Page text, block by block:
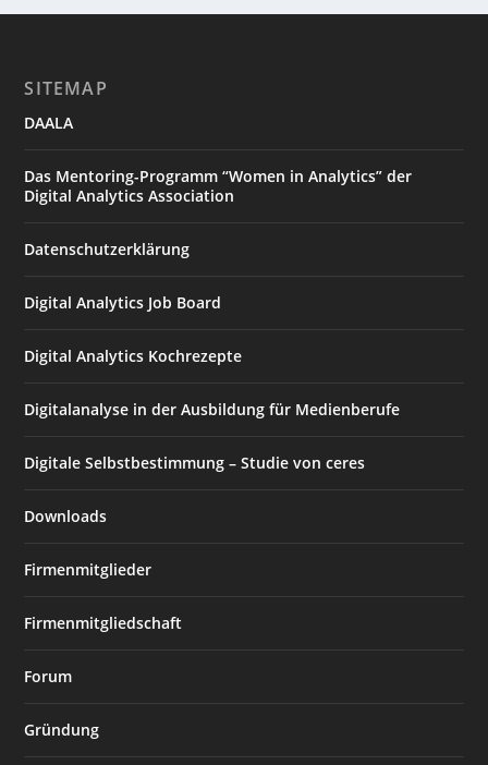
SITEMAP
DAALA
Das Mentoring-Programm “Women in Analytics” der
Digital Analytics Association
Datenschutzerklärung
Digital Analytics Job Board
Digital Analytics Kochrezepte
Digitalanalyse in der Ausbildung für Medienberufe
Digitale Selbstbestimmung – Studie von ceres
Downloads
Firmenmitglieder
Firmenmitgliedschaft
Forum
Gründung